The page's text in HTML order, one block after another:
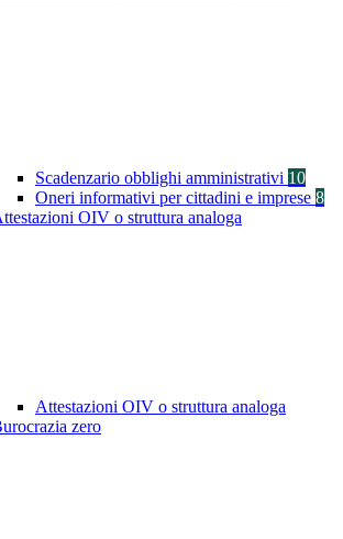
Scadenzario obblighi amministrativi 10
Oneri informativi per cittadini e imprese 8
OIV o struttura analoga
Attestazioni OIV o struttura analoga
zero